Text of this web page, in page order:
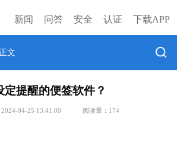
新闻 问答 安全 认证 下载APP
文
定提醒的便签软件？
04-25 13:41:00 阅读量： 174